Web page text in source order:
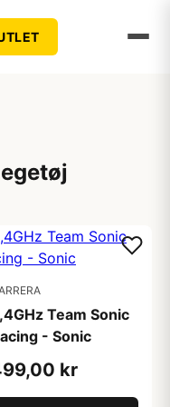
Team Sonic
- Sonic
kr